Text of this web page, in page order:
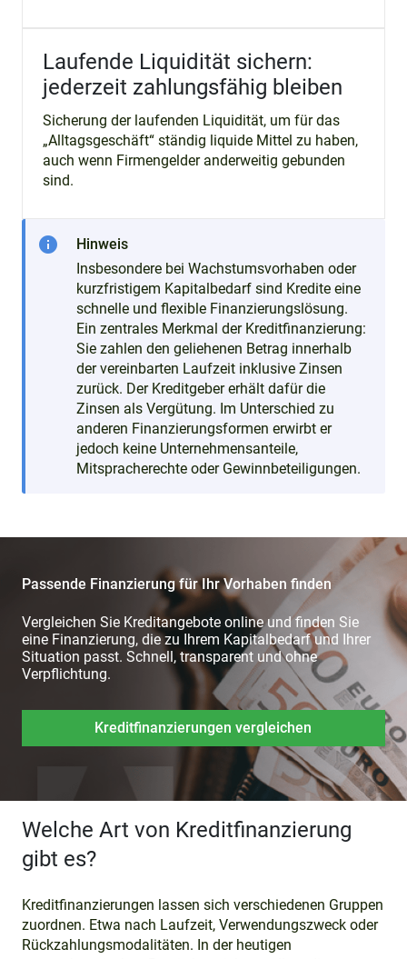
Laufende Liquidität sichern:
jederzeit zahlungsfähig bleiben
Sicherung der laufenden Liquidität, um für das
„Alltagsgeschäft“ ständig liquide Mittel zu haben,
auch wenn Firmengelder anderweitig gebunden
sind.
info
Hinweis
Insbesondere bei Wachstumsvorhaben oder
kurzfristigem Kapitalbedarf sind Kredite eine
schnelle und flexible Finanzierungslösung.
Ein zentrales Merkmal der Kreditfinanzierung:
Sie zahlen den geliehenen Betrag innerhalb
der vereinbarten Laufzeit inklusive Zinsen
zurück. Der Kreditgeber erhält dafür die
Zinsen als Vergütung. Im Unterschied zu
anderen Finanzierungsformen erwirbt er
jedoch keine Unternehmensanteile,
Mitspracherechte oder Gewinnbeteiligungen.
Passende Finanzierung für Ihr Vorhaben finden
Vergleichen Sie Kreditangebote online und finden Sie
eine Finanzierung, die zu Ihrem Kapitalbedarf und Ihrer
Situation passt. Schnell, transparent und ohne
Verpflichtung.
Kreditfinanzierungen vergleichen
Welche Art von Kreditfinanzierung
gibt es?
Kreditfinanzierungen lassen sich verschiedenen Gruppen
zuordnen. Etwa nach Laufzeit, Verwendungszweck oder
Rückzahlungsmodalitäten. In der heutigen